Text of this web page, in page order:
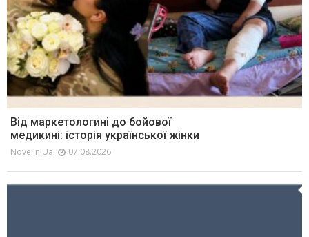
Від маркетологині до бойової
медикині: історія української жінки
Nove.in.ua 07.08.2026